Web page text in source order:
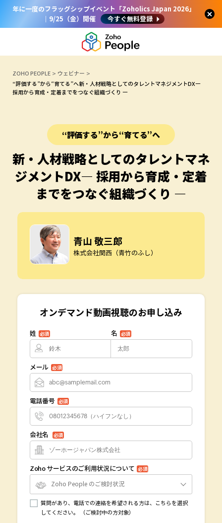
年に一度のフラッグシップイベント「Zoholics Japan 2026」
｜9/25（金）開催
今すぐ無料登録
ZOHO PEOPLE
ウェビナー
“評価する”から“育てる”へ新・人材戦略としてのタレントマネジメントDX―
採用から育成・定着までをつなぐ組織づくり ―
“評価する”から“育てる”へ
新・人材戦略としてのタレントマネ
ジメントDX― 採用から育成・定着
までをつなぐ組織づくり ―
青山 敬三郎
株式会社関西（青竹のふし）
オンデマンド動画視聴のお申し込み
姓 必須 名 必須
メール 必須
電話番号 必須
会社名 必須
Zoho サービスのご利用状況について 必須
Zoho People のご検討状況
質問があり、電話での連絡を希望される方は、こちらを選択
してください。 （ご検討中の方対象）